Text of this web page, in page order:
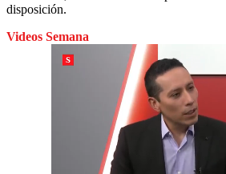
disposición.
Videos Semana